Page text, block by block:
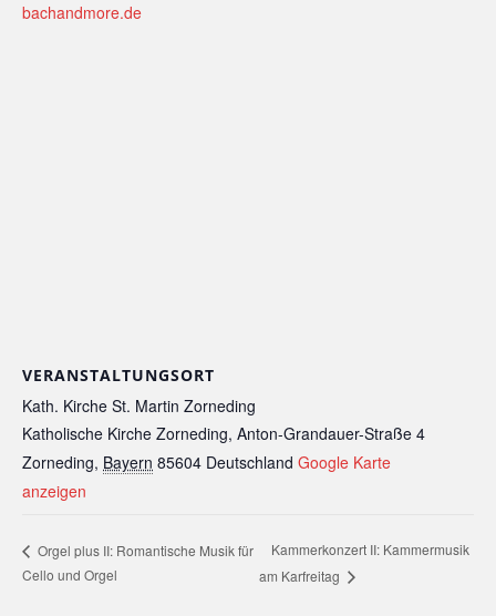
bachandmore.de
VERANSTALTUNGSORT
Kath. Kirche St. Martin Zorneding
Katholische Kirche Zorneding, Anton-Grandauer-Straße 4
Zorneding, Bayern 85604 Deutschland Google Karte
anzeigen
Orgel plus II: Romantische Musik für
Cello und Orgel
Kammerkonzert II: Kammermusik
am Karfreitag